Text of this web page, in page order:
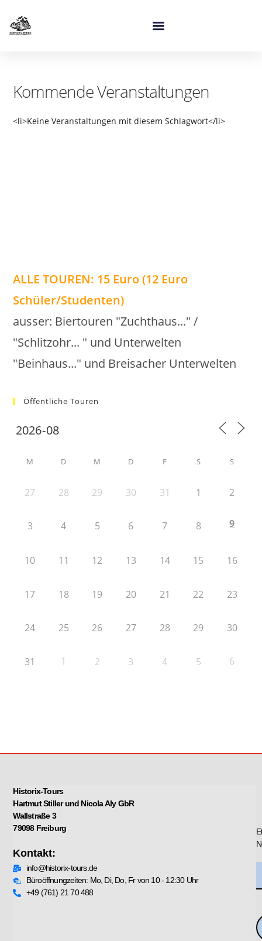
Kommende Veranstaltungen
<li>Keine Veranstaltungen mit diesem Schlagwort</li>
ALLE TOUREN: 15 Euro (12 Euro
Schüler/Studenten)
ausser: Biertouren "Zuchthaus..." /
"Schlitzohr... " und Unterwelten
"Beinhaus..." und Breisacher Unterwelten
Öffentliche Touren
M D M D F S S
27 28 29 30 31 1 2
3 4 5 6 7 8 9
10 11 12 13 14 15 16
17 18 19 20 21 22 23
24 25 26 27 28 29 30
31 1 2 3 4 5 6
Historix-Tours
Hartmut Stiller und Nicola Aly GbR
Wallstraße 3
79098 Freiburg
Kontakt:
info@historix-tours.de
Büroöffnungzeiten: Mo, Di, Do, Fr von 10 - 12:30 Uhr
+49 (761) 21 70 488